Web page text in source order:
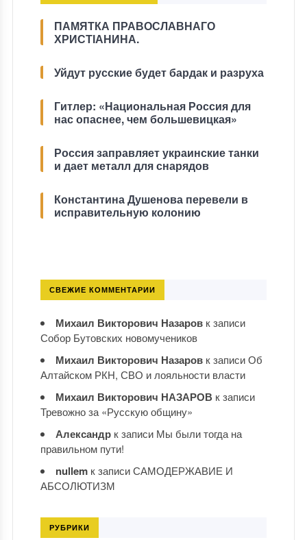
ПАМЯТКА ПРАВОСЛАВНАГО
ХРИСТІАНИНА.
Уйдут русские будет бардак и разруха
Гитлер: «Национальная Россия для
нас опаснее, чем большевицкая»
Россия заправляет украинские танки
и дает металл для снарядов
Константина Душенова перевели в
исправительную колонию
СВЕЖИЕ КОММЕНТАРИИ
Михаил Викторович Назаровк записи
Собор Бутовских новомучеников
Михаил Викторович Назаровк записиОб
Алтайском РКН, СВО и лояльности власти
Михаил Викторович НАЗАРОВ к записи
Тревожно за «Русскую общину»
Александрк записи Мы были тогда на
правильном пути!
nullemк записиСАМОДЕРЖАВИЕ И
АБСОЛЮТИЗМ
РУБРИКИ